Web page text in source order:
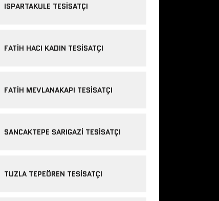
ISPARTAKULE TESISATÇI
FATIH HACI KADIN TESISATÇI
FATIH MEVLANAKAPI TESISATÇI
SANCAKTEPE SARIGAZI TESISATÇI
TUZLA TEPEÖREN TESISATÇI